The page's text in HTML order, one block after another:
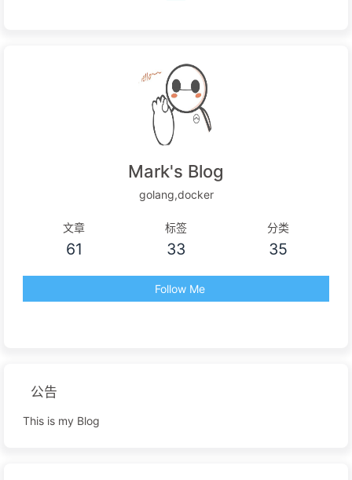
Mark's Blog
golang,docker
文章
61
标签
33
分类
35
Follow Me
公告
This is my Blog